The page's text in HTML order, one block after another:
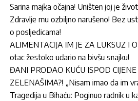
Sarina majka očajna! Uništen joj je
Zdravlje mu ozbiljno narušeno! Bez
o posljedicama!
ALIMENTACIJA IM JE ZA LUKSUZ I
otac žestoko udario na bivšu snajku!
ĐANI PRODAO KUĆU ISPOD
ZELENAŠIMA?! „Nisam imao da im
Tragedija u Bihaću: Poginuo radnik u